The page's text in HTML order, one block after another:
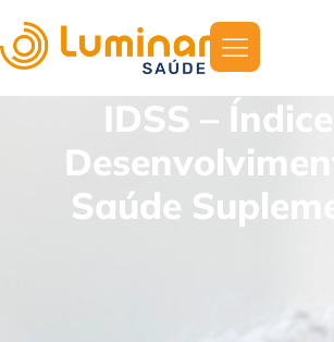
IDSS – Índice
Saúde